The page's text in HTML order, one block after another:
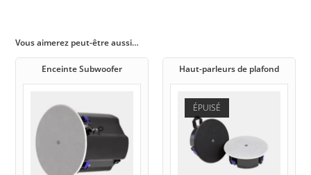
Vous aimerez peut-être aussi…
Enceinte Subwoofer Haut-parleurs de plafond
ÉPUISÉ